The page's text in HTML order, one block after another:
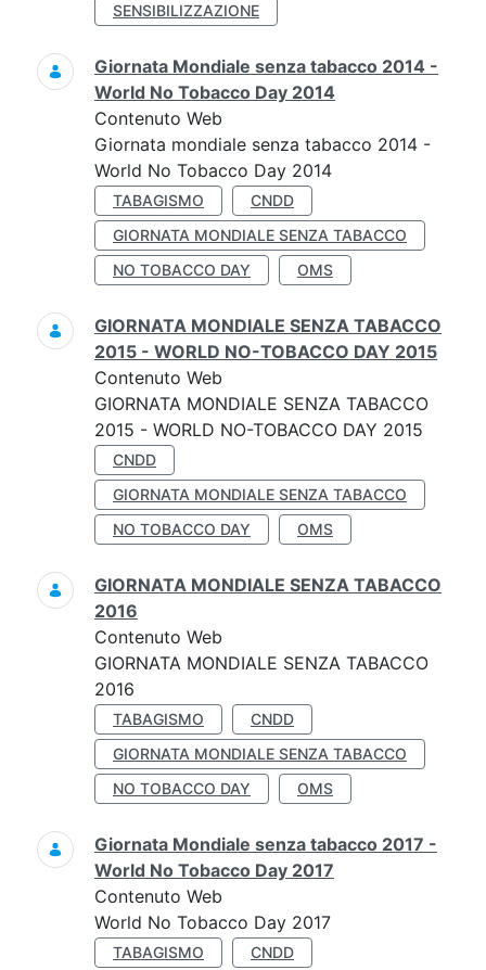
SENSIBILIZZAZIONE
Giornata Mondiale senza tabacco 2014 -
World No Tobacco Day 2014
Contenuto Web
Giornata mondiale senza tabacco 2014 -
World No Tobacco Day 2014
TABAGISMO
CNDD
GIORNATA MONDIALE SENZA TABACCO
NO TOBACCO DAY
OMS
GIORNATA MONDIALE SENZA TABACCO
2015 - WORLD NO-TOBACCO DAY 2015
Contenuto Web
GIORNATA MONDIALE SENZA TABACCO
2015 - WORLD NO-TOBACCO DAY 2015
CNDD
GIORNATA MONDIALE SENZA TABACCO
NO TOBACCO DAY
OMS
GIORNATA MONDIALE SENZA TABACCO
2016
Contenuto Web
GIORNATA MONDIALE SENZA TABACCO
2016
TABAGISMO
CNDD
GIORNATA MONDIALE SENZA TABACCO
NO TOBACCO DAY
OMS
Giornata Mondiale senza tabacco 2017 -
World No Tobacco Day 2017
Contenuto Web
World No Tobacco Day 2017
TABAGISMO CNDD